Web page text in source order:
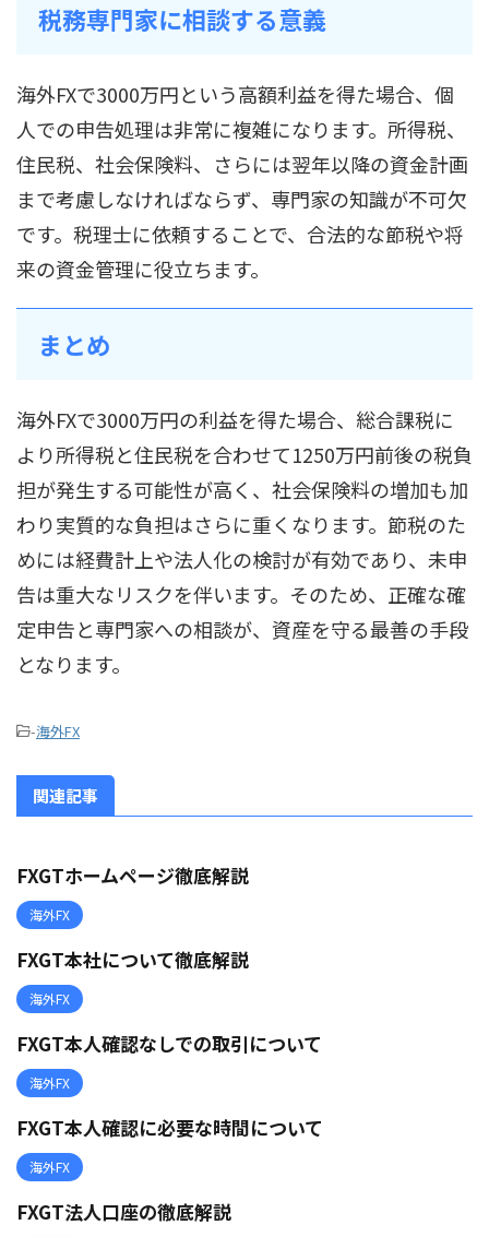
税務専門家に相談する意義
海外FXで3000万円という高額利益を得た場合、個
人での申告処理は非常に複雑になります。所得税、
住民税、社会保険料、さらには翌年以降の資金計画
まで考慮しなければならず、専門家の知識が不可欠
です。税理士に依頼することで、合法的な節税や将
来の資金管理に役立ちます。
まとめ
海外FXで3000万円の利益を得た場合、総合課税に
より所得税と住民税を合わせて1250万円前後の税負
担が発生する可能性が高く、社会保険料の増加も加
わり実質的な負担はさらに重くなります。節税のた
めには経費計上や法人化の検討が有効であり、未申
告は重大なリスクを伴います。そのため、正確な確
定申告と専門家への相談が、資産を守る最善の手段
となります。
-海外FX
関連記事
FXGTホームページ徹底解説
海外FX
FXGT本社について徹底解説
海外FX
FXGT本人確認なしでの取引について
海外FX
FXGT本人確認に必要な時間について
海外FX
FXGT法人口座の徹底解説